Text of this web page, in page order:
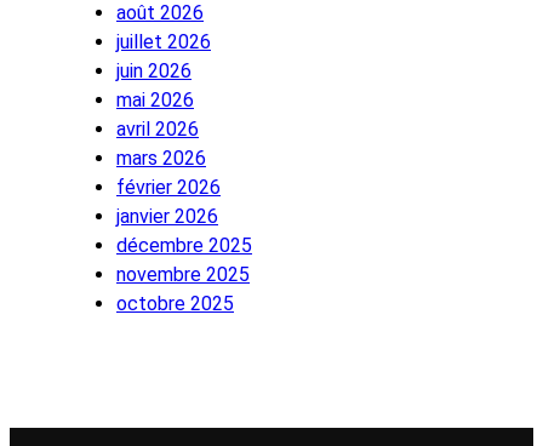
août 2026
juillet 2026
juin 2026
mai 2026
avril 2026
mars 2026
février 2026
janvier 2026
décembre 2025
novembre 2025
octobre 2025